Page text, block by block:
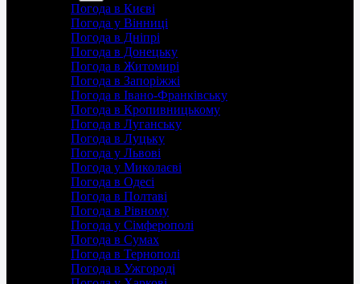
Погода в Києві
Погода у Вінниці
Погода в Дніпрі
Погода в Донецьку
Погода в Житомирі
Погода в Запоріжжі
Погода в Івано-Франківську
Погода в Кропивницькому
Погода в Луганську
Погода в Луцьку
Погода у Львові
Погода у Миколаєві
Погода в Одесі
Погода в Полтаві
Погода в Рівному
Погода у Сімферополі
Погода в Сумах
Погода в Тернополі
Погода в Ужгороді